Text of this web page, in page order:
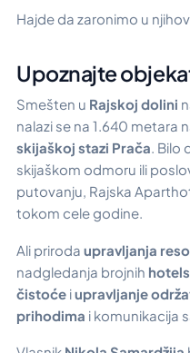
Hajde da zaronimo u
Upoznajte
Smešten u Rajskoj dolini
nalazi se na 1.640 metara
skijaškoj stazi Prača. Bilo
skijaškom odmoru ili
putovanju, Rajska
tokom cele godine.
Ali priroda upravljanja
nadgledanja brojnih
čistoće iupravljanje
prihodima i komunikacija